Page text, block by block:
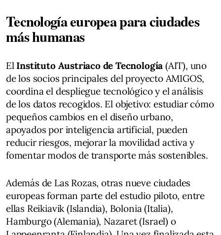
Tecnología europea para ciudades
más humanas
El Instituto Austriaco de Tecnología (AIT), uno
de los socios principales del proyecto AMIGOS,
coordina el despliegue tecnológico y el análisis
de los datos recogidos. El objetivo: estudiar cómo
pequeños cambios en el diseño urbano,
apoyados por inteligencia artificial, pueden
reducir riesgos, mejorar la movilidad activa y
fomentar modos de transporte más sostenibles.
Además de Las Rozas, otras nueve ciudades
europeas forman parte del estudio piloto, entre
ellas Reikiavik (Islandia), Bolonia (Italia),
Hamburgo (Alemania), Nazaret (Israel) o